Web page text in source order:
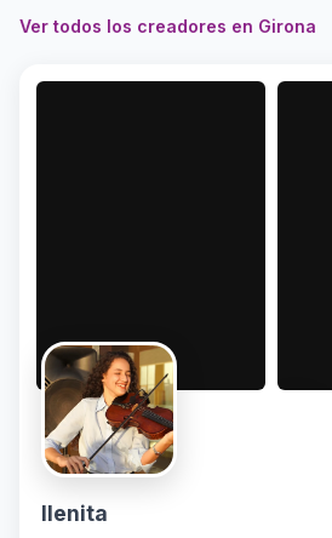
Ver todos los creadores en Girona
Ilenita